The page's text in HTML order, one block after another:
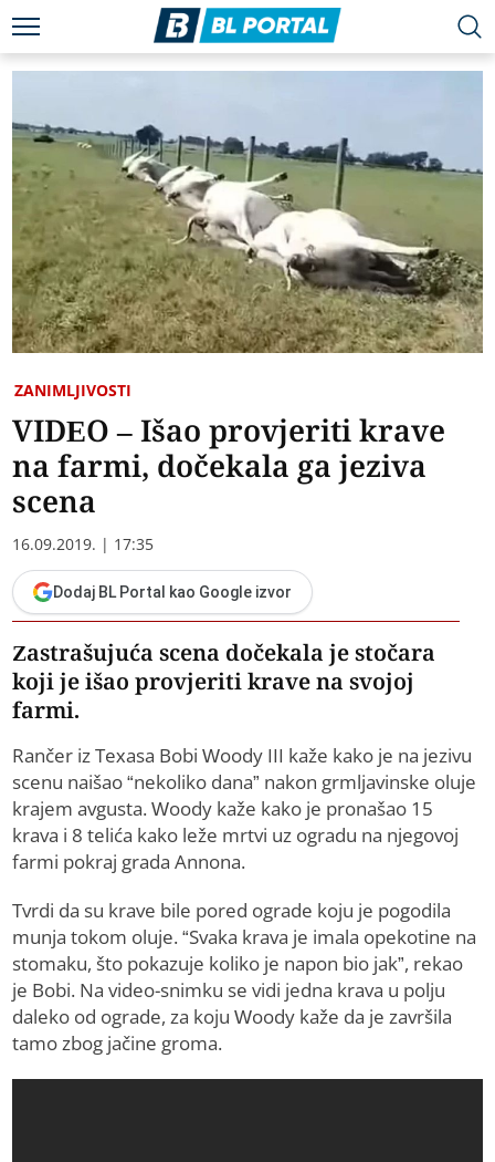
ZANIMLJIVOSTI
VIDEO – Išao provjeriti krave
na farmi, dočekala ga jeziva
scena
16.09.2019. | 17:35
Dodaj BL Portal kao Google izvor
Zastrašujuća scena dočekala je stočara
koji je išao provjeriti krave na svojoj
farmi.
Rančer iz Texasa Bobi Woody III kaže kako je na jezivu
scenu naišao “nekoliko dana” nakon grmljavinske oluje
krajem avgusta. Woody kaže kako je pronašao 15
krava i 8 telića kako leže mrtvi uz ogradu na njegovoj
farmi pokraj grada Annona.
Tvrdi da su krave bile pored ograde koju je pogodila
munja tokom oluje. “Svaka krava je imala opekotine na
stomaku, što pokazuje koliko je napon bio jak”, rekao
je Bobi. Na video-snimku se vidi jedna krava u polju
daleko od ograde, za koju Woody kaže da je završila
tamo zbog jačine groma.